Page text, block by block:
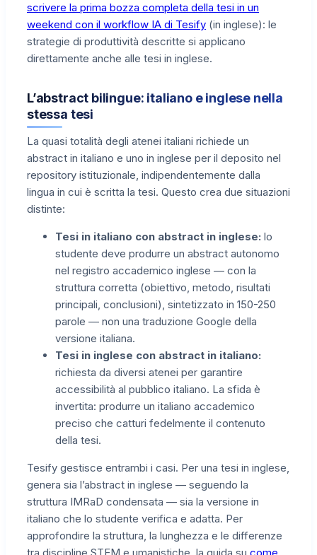
scrivere la prima bozza completa della tesi in un
weekend con il workflow IA di Tesify (in inglese): le
strategie di produttività descritte si applicano
direttamente anche alle tesi in inglese.
L’abstract bilingue: italiano e inglese nella
stessa tesi
La quasi totalità degli atenei italiani richiede un
abstract in italiano e uno in inglese per il deposito nel
repository istituzionale, indipendentemente dalla
lingua in cui è scritta la tesi. Questo crea due situazioni
distinte:
Tesi in italiano con abstract in inglese: lo
studente deve produrre un abstract autonomo
nel registro accademico inglese — con la
struttura corretta (obiettivo, metodo, risultati
principali, conclusioni), sintetizzato in 150-250
parole — non una traduzione Google della
versione italiana.
Tesi in inglese con abstract in italiano:
richiesta da diversi atenei per garantire
accessibilità al pubblico italiano. La sfida è
invertita: produrre un italiano accademico
preciso che catturi fedelmente il contenuto
della tesi.
Tesify gestisce entrambi i casi. Per una tesi in inglese,
genera sia l’abstract in inglese — seguendo la
struttura IMRaD condensata — sia la versione in
italiano che lo studente verifica e adatta. Per
approfondire la struttura, la lunghezza e le differenze